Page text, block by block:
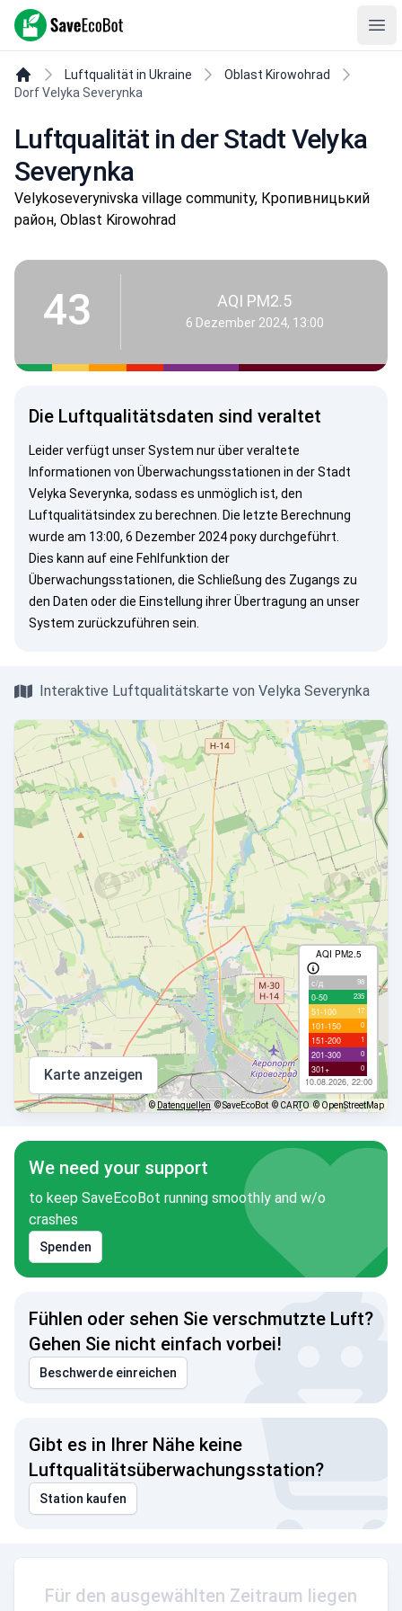
SaveEcoBot
Luftqualität in Ukraine
Oblast Kirowohrad
Dorf Velyka Severynka
Luftqualität in der Stadt Velyka
Severynka
Velykoseverynivska village community, Кропивницький
район, Oblast Kirowohrad
43 AQI PM2.5
6 Dezember 2024, 13:00
Die Luftqualitätsdaten sind veraltet
Leider verfügt unser System nur über veraltete
Informationen von Überwachungsstationen in der Stadt
Velyka Severynka, sodass es unmöglich ist, den
Luftqualitätsindex zu berechnen. Die letzte Berechnung
wurde am 13:00, 6 Dezember 2024 року durchgeführt.
Dies kann auf eine Fehlfunktion der
Überwachungsstationen, die Schließung des Zugangs zu
den Daten oder die Einstellung ihrer Übertragung an unser
System zurückzuführen sein.
Interaktive Luftqualitätskarte von Velyka Severynka
AQI PM2.5
с/д 98
0-50 235
51-100 17
101-150 0
151-200 1
201-300 0
301+ 0
10.08.2026, 22:00
Karte anzeigen
© Datenquellen © SaveEcoBot © CARTO © OpenStreetMap
We need your support
to keep SaveEcoBot running smoothly and w/o
crashes
Spenden
Fühlen oder sehen Sie verschmutzte Luft?
Gehen Sie nicht einfach vorbei!
Beschwerde einreichen
Gibt es in Ihrer Nähe keine
Luftqualitätsüberwachungsstation?
Station kaufen
Für den ausgewählten Zeitraum liegen